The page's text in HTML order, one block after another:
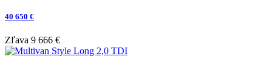
40 650 €
Zľava 9 666 €